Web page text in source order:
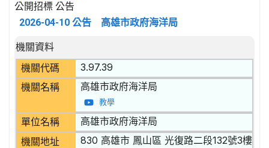
公開招標 公告
2026-04-10 公告 高雄市政府海洋局
招標公告詳細內容
機關資料
機關代碼
3.97.39
機關名稱 高雄市政府海洋局
教學
單位名稱 高雄市政府海洋局
機關地址
830 高雄市 鳳山區 光復路二段132號3樓